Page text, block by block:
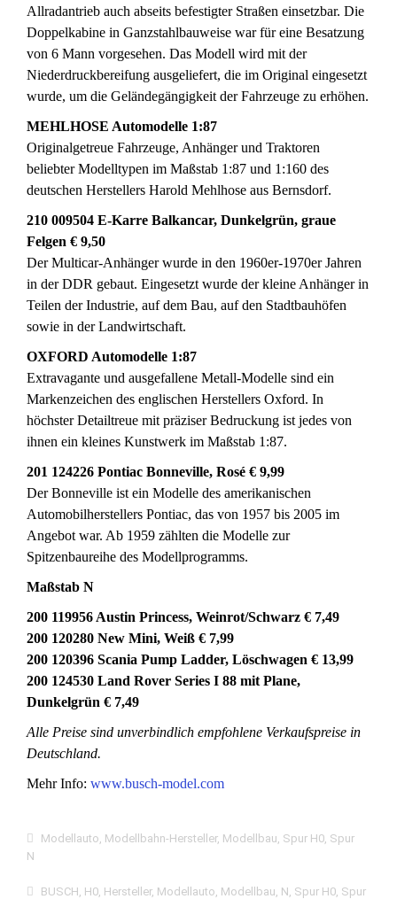
Allradantrieb auch abseits befestigter Straßen einsetzbar. Die
Doppelkabine in Ganzstahlbauweise war für eine Besatzung
von 6 Mann vorgesehen. Das Modell wird mit der
Niederdruckbereifung ausgeliefert, die im Original eingesetzt
wurde, um die Geländegängigkeit der Fahrzeuge zu erhöhen.
MEHLHOSE Automodelle 1:87
Originalgetreue Fahrzeuge, Anhänger und Traktoren
beliebter Modelltypen im Maßstab 1:87 und 1:160 des
deutschen Herstellers Harold Mehlhose aus Bernsdorf.
210 009504 E-Karre Balkancar, Dunkelgrün, graue
Felgen € 9,50
Der Multicar-Anhänger wurde in den 1960er-1970er Jahren
in der DDR gebaut. Eingesetzt wurde der kleine Anhänger in
Teilen der Industrie, auf dem Bau, auf den Stadtbauhöfen
sowie in der Landwirtschaft.
OXFORD Automodelle 1:87
Extravagante und ausgefallene Metall-Modelle sind ein
Markenzeichen des englischen Herstellers Oxford. In
höchster Detailtreue mit präziser Bedruckung ist jedes von
ihnen ein kleines Kunstwerk im Maßstab 1:87.
201 124226 Pontiac Bonneville, Rosé € 9,99
Der Bonneville ist ein Modelle des amerikanischen
Automobilherstellers Pontiac, das von 1957 bis 2005 im
Angebot war. Ab 1959 zählten die Modelle zur
Spitzenbaureihe des Modellprogramms.
Maßstab N
200 119956 Austin Princess, Weinrot/Schwarz € 7,49
200 120280 New Mini, Weiß € 7,99
200 120396 Scania Pump Ladder, Löschwagen € 13,99
200 124530 Land Rover Series I 88 mit Plane,
Dunkelgrün € 7,49
Alle Preise sind unverbindlich empfohlene Verkaufspreise in
Deutschland.
Mehr Info: www.busch-model.com
Modellauto, Modellbahn-Hersteller, Modellbau, Spur H0, Spur
N
BUSCH, H0, Hersteller, Modellauto, Modellbau, N, Spur H0, Spur